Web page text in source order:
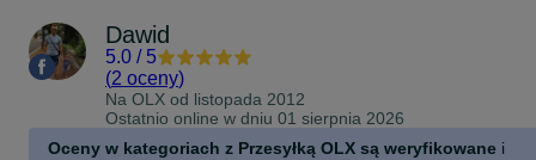
Dawid
5.0 / 5
(2 oceny)
Na OLX od listopada 2012
Ostatnio online w dniu 01 sierpnia 2026
Oceny w kategoriach z Przesyłką OLX są weryfikowane i